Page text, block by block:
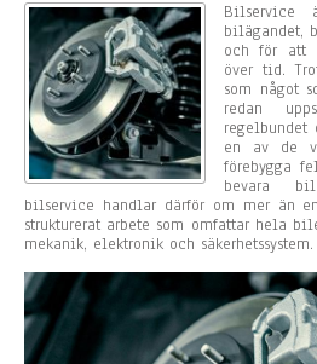
Bilservice
bilägandet,
och för att
över tid.
som något
redan
en av de
förebygga
bevara
bilservice handlar därför om mer än
strukturerat arbete som omfattar hela
mekanik, elektronik och säkerhetssystem.